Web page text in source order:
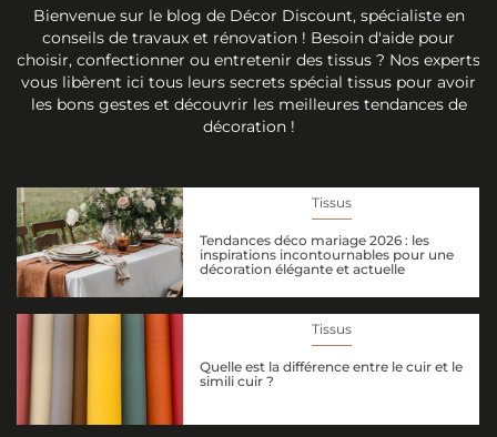
Bienvenue sur le blog de Décor Discount, spécialiste en
conseils de travaux et rénovation ! Besoin d'aide pour
choisir, confectionner ou entretenir des tissus ? Nos experts
vous libèrent ici tous leurs secrets spécial tissus pour avoir
les bons gestes et découvrir les meilleures tendances de
décoration !
Tissus
Tendances déco mariage 2026 : les
inspirations incontournables pour une
décoration élégante et actuelle
Tissus
Quelle est la différence entre le cuir et le
simili cuir ?